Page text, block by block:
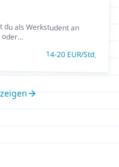
du als Werkstudent an
oder
Studierende, die
14-20 EUR/Std.